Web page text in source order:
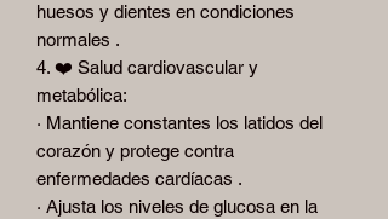
huesos y dientes en condiciones
normales .
4. ❤️ Salud cardiovascular y
metabólica:
· Mantiene constantes los latidos del
corazón y protege contra
enfermedades cardíacas .
· Ajusta los niveles de glucosa en la